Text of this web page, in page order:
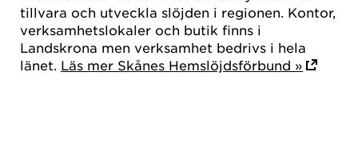
tillvara och utveckla slöjden i regionen. Kontor,
verksamhetslokaler och butik finns i
Landskrona men verksamhet bedrivs i hela
länet. Läs mer Skånes Hemslöjdsförbund »